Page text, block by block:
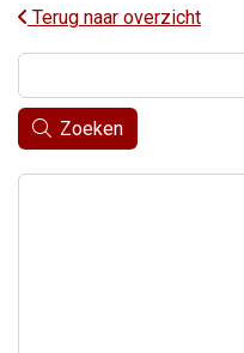
Terug naar overzicht
Zoeken